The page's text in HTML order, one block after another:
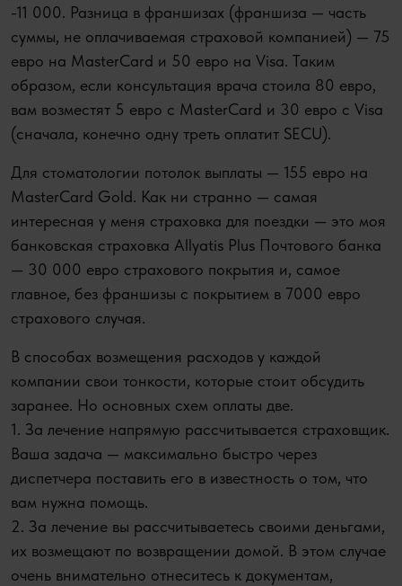
-11 000. Разница в франшизах (франшиза — часть
суммы, не оплачиваемая страховой компанией) — 75
евро на MasterCard и 50 евро на Visa. Таким
образом, если консультация врача стоила 80 евро,
вам возместят 5 евро с MasterCard и 30 евро с Visa
(сначала, конечно одну треть оплатит SECU).
Для стоматологии потолок выплаты — 155 евро на
MasterCard Gold. Как ни странно — самая
интересная у меня страховка для поездки — это моя
банковская страховка Allyatis Plus Почтового банка
— 30 000 евро страхового покрытия и, самое
главное, без франшизы с покрытием в 7000 евро
страхового случая.
В способах возмещения расходов у каждой
компании свои тонкости, которые стоит обсудить
заранее. Но основных схем оплаты две.
1. За лечение напрямую рассчитывается страховщик.
Ваша задача — максимально быстро через
диспетчера поставить его в известность о том, что
вам нужна помощь.
2. За лечение вы рассчитываетесь своими деньгами,
их возмещают по возвращении домой. В этом случае
очень внимательно отнеситесь к документам,